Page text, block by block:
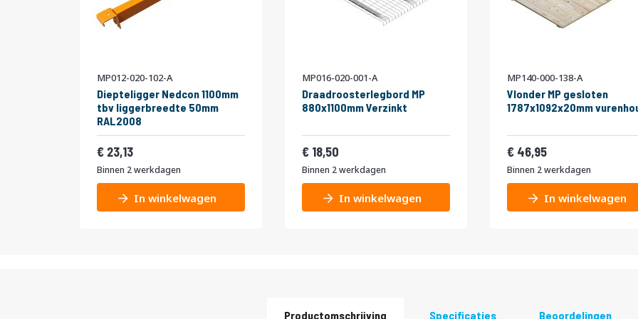
MP012-020-102-A
Diepteligger Nedcon 1100mm
tbv liggerbreedte 50mm
RAL2008
23,13
Binnen 2 werkdagen
In winkelwagen
MP016-020-001-A
Draadroosterlegbord MP
880x1100mm Verzinkt
18,50
Binnen 2 werkdagen
In winkelwagen
MP140-000-138-A
Vlonder MP gesloten
1787x1092x20mm
46,95
Binnen 2 werkdagen
In winkelwagen
Productomschrijving Specificaties Beoordelingen